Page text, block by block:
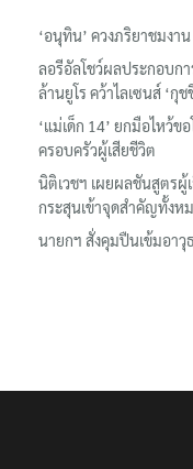
‘อนุทิน’ ควงภริยาชมงา
ลอรีอัลโชว์ผลประกอบก
ล้านยูโร คว้าไลเซนส์ ‘
‘แม่เด็ก 14’ ยกมือไหว้ข
ครอบครัวผู้เสียชีวิต
นิติเวชฯ เผยผลชันสูตรผู้
กระสุนเข้าจุดสำคัญทั้งห
นายกฯ สั่งคุมปืนเข้มอา